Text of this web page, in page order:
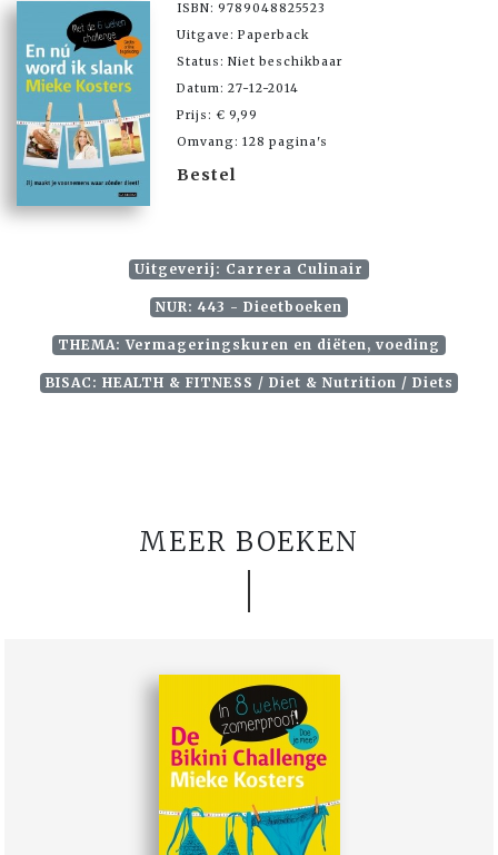
ISBN: 9789048825523
Uitgave: Paperback
Status: Niet beschikbaar
Datum: 27-12-2014
Prijs: € 9,99
Omvang: 128 pagina's
Bestel
Uitgeverij: Carrera Culinair
NUR: 443 - Dieetboeken
THEMA: Vermageringskuren en diëten, voeding
BISAC: HEALTH & FITNESS / Diet & Nutrition / Diets
MEER BOEKEN